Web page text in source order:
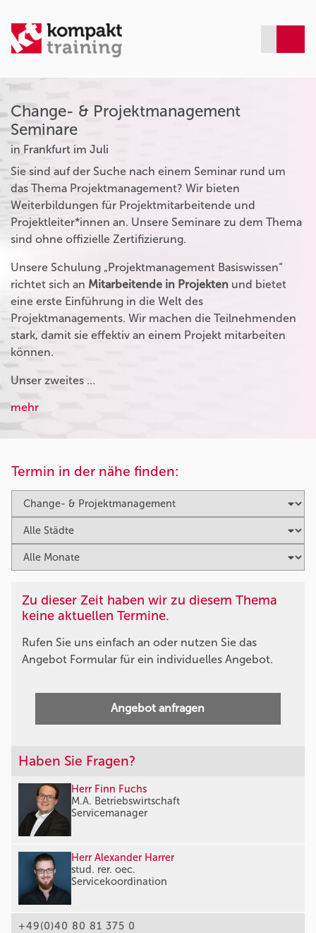
Change- & Projektmanagement
Seminare
in Frankfurt im Juli
Sie sind auf der Suche nach einem Seminar rund um
das Thema Projektmanagement? Wir bieten
Weiterbildungen für Projektmitarbeitende und
Projektleiter*innen an. Unsere Seminare zu dem Thema
sind ohne offizielle Zertifizierung.
Unsere Schulung „Projektmanagement Basiswissen“
richtet sich an Mitarbeitende in Projekten und bietet
eine erste Einführung in die Welt des
Projektmanagements. Wir machen die Teilnehmenden
stark, damit sie effektiv an einem Projekt mitarbeiten
können.
Unser zweites …
mehr
Termin in der nähe finden:
Zu dieser Zeit haben wir zu diesem Thema
keine aktuellen Termine.
Rufen Sie uns einfach an oder nutzen Sie das
Angebot Formular für ein individuelles Angebot.
Angebot anfragen
Haben Sie Fragen?
Herr Finn Fuchs
M.A. Betriebswirtschaft
Servicemanager
Herr Alexander Harrer
stud. rer. oec.
Servicekoordination
+49(0)40 80 81 375 0